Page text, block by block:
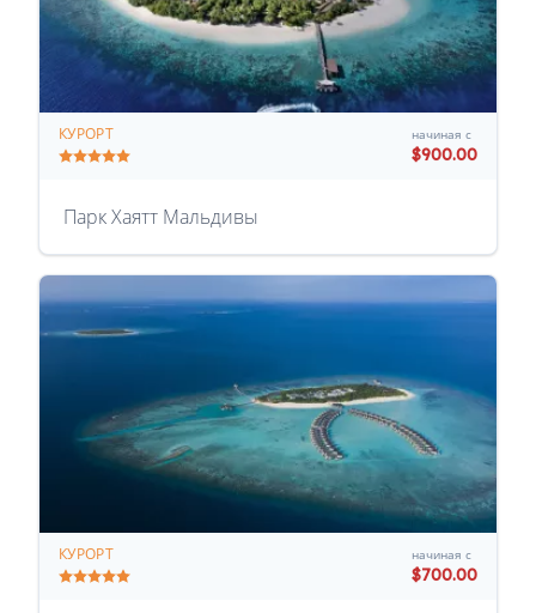
КУРОРТ начиная с
$900.00
Парк Хаятт Мальдивы
КУРОРТ начиная с
$700.00